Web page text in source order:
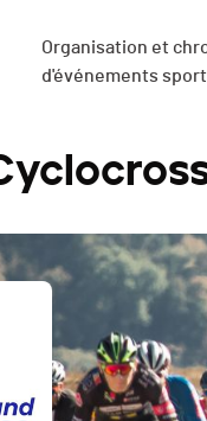
Organisation et
d'événements